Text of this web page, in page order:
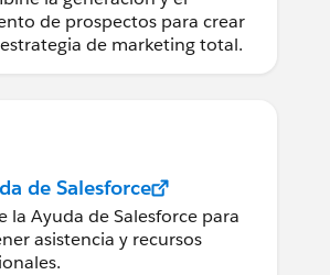
con
Cloud
de prospectos para crear
de marketing total.
de Salesforce
la Ayuda de Salesforce para
asistencia y recursos